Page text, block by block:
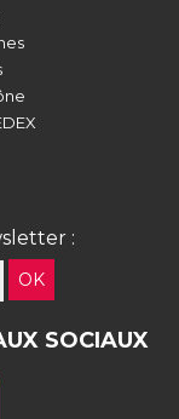
:
OK
SOCIAUX